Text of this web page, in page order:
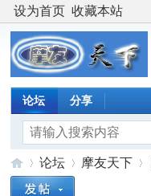
设为首页 收藏本站
论坛 分享
论坛 摩友天下